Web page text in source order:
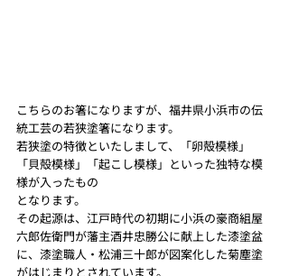
こちらのお箸になりますが、福井県小浜市の伝
統工芸の若狭塗箸になります。
若狭塗の特徴といたしまして、「卵殻模様」
「貝殻模様」「起こし模様」といった独特な模
様が入ったもの
となります。
その起源は、江戸時代の初期に小浜の豪商組屋
六郎佐衛門が藩主酒井忠勝公に献上した漆塗盆
に、漆塗職人・松浦三十郎が図案化した菊塵塗
がはじまりとされています。